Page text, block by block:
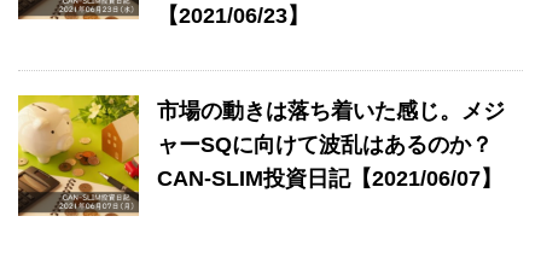
【2021/06/23】
市場の動きは落ち着いた感じ。メジ
ャーSQに向けて波乱はあるのか？
CAN-SLIM投資日記【2021/06/07】